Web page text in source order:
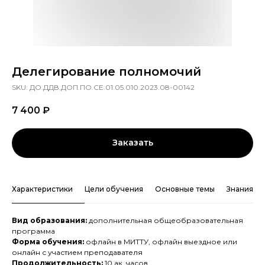
Делегирование полномочий
SKU: ДО.ДДВ.ДОП.ПО.СЕ.01.05.010.2023.08-00142
7 400 ₽
Заказать
Характеристики Цели обучения Основные темы Знания и
Вид образования: дополнительная общеобразовательная
программа
Форма обучения: офлайн в МИТТУ, офлайн выездное или
онлайн с участием преподавателя
Продолжительность: 10 ак. часов